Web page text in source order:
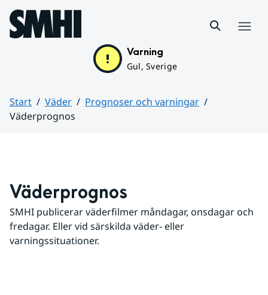
Hoppa till sidans innehåll
Varning
Gul, Sverige
Start Väder
Prognoser och varningar
Väderprognos
Väderprognos
SMHI publicerar väderfilmer måndagar, onsdagar och
fredagar. Eller vid särskilda väder- eller
varningssituationer.